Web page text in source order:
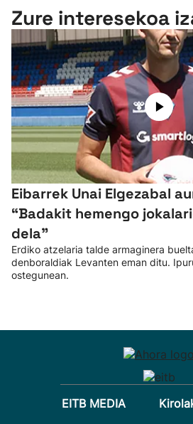
Zure interesekoa
Eibarrek Unai Elgezabal
“Badakit hemengo
dela”
Erdiko atzelaria talde armaginera
denboraldiak Levanten eman ditu.
ostegunean.
EITB MEDIA